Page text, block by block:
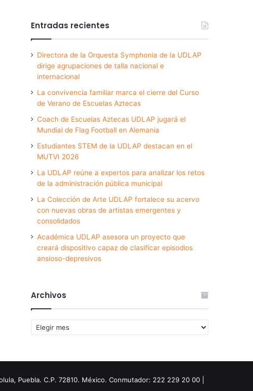
Entradas recientes
Directora de la Orquesta Symphonia de la UDLAP
dirige agrupaciones de talla nacional e
internacional
La convivencia familiar marca el cierre del Curso
de Verano de Escuelas Aztecas
Coach de Escuelas Aztecas UDLAP jugará el
Mundial de Flag Football en Alemania
Estudiantes STEM de la UDLAP destacan en el
MUTVI 2026
La UDLAP reúne a expertos para analizar los retos
de la administración pública municipal
La Colección de Arte UDLAP fortalece su acervo
con nuevas obras de artistas emergentes y
consolidados
Académica UDLAP asesora un proyecto que
creará dispositivo capaz de clasificar episodios
ansioso-depresivos
Archivos
Archivos
Puebla. C.P. 72810. México. Conmutador: 222 229 20 00 |